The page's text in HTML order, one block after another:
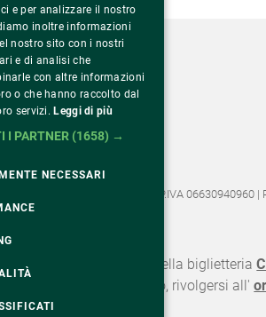
81
Italia
Onlus C.F. 97486040153 e P.IVA 06630940960 |
e supporto all'acquisto della biglietteria
sul programma e l'evento, rivolgersi all'
accessibilità
e per analizzare il nostro
inoltre informazioni
nostro sito con i nostri
e di analisi che
con altre informazioni
o che hanno raccolto dal
servizi. Leggi di più
I PARTNER (1658) →
NECESSARI